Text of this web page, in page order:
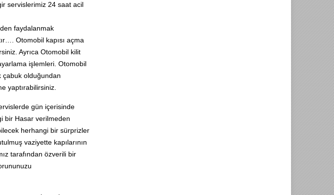
servislerimiz 24 saat acil
faydalanmak
Otomobil kapısı açma
Ayrıca Otomobil kilit
işlemleri. Otomobil
çabuk olduğundan
yaptırabilirsiniz.
gün içerisinde
bir Hasar verilmeden
herhangi bir sürprizler
vaziyette kapılarının
tarafından özverili bir